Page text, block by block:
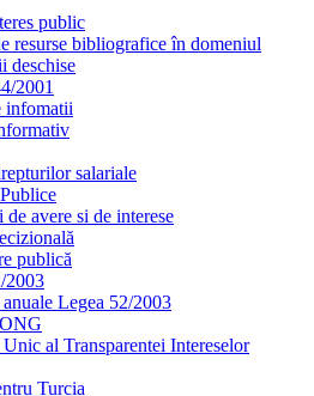
public
resurse bibliografice în domeniul
deschise
2001
infomatii
salariale
de avere si de interese
publică
2003
Legea 52/2003
al Transparentei Intereselor
Turcia